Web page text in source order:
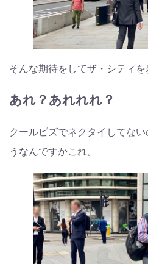
そんな期待をしてザ・シティを
あれ？あれれれ？
クールビズでネクタイしてな
うなんですかこれ。